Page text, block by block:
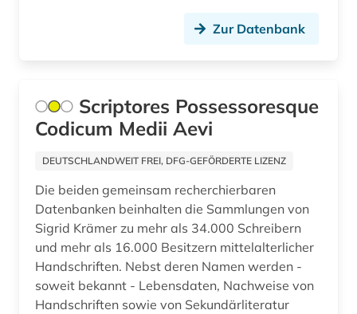
erlebnisbericht (1)
ernst (1)
erzählen (1)
estland (3)
ethnologie (1)
europa (7)
Zur Datenbank
Scriptores Possessoresque
Codicum Medii Aevi
DEUTSCHLANDWEIT FREI, DFG-GEFÖRDERTE LIZENZ
Die beiden gemeinsam recherchierbaren
Datenbanken beinhalten die Sammlungen von
Sigrid Krämer zu mehr als 34.000 Schreibern
und mehr als 16.000 Besitzern mittelalterlicher
Handschriften. Nebst deren Namen werden -
soweit bekannt - Lebensdaten, Nachweise von
Handschriften sowie von Sekundärliteratur